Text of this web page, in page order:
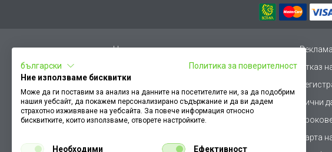
Начало
Отказ
Оплакване / похвала
Лични
Условия за ползване
Карта
български
Политика за поверителност
Ние използваме бисквитки
Може да ги поставим за анализ на данните на посетителите ни, за да подобрим
нашия уебсайт, да покажем персонализирано съдържание и да ви дадем
страхотно изживяване на уебсайта. За повече информация относно
бисквитките, които използваме, отворете настройките.
Необходими Ефективност